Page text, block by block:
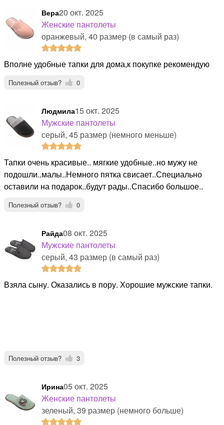
Вера20 окт. 2025
Женские пантолеты
оранжевый, 40 размер (в самый раз)
Вполне удобные тапки для дома,к покупке рекомендую
Полезный отзыв? 0
Людмила15 окт. 2025
Мужские пантолеты
серый, 45 размер (немного меньше)
Тапки очень красивые.. мягкие удобные..но мужу не
подошли..малы..Немного пятка свисает..Специально
оставили на подарок..будут рады..Спасибо большое..
Полезный отзыв? 0
Райда08 окт. 2025
Мужские пантолеты
серый, 43 размер (в самый раз)
Взяла сыну. Оказались в пору. Хорошие мужские тапки.
Полезный отзыв? 3
Ирина05 окт. 2025
Женские пантолеты
зеленый, 39 размер (немного больше)